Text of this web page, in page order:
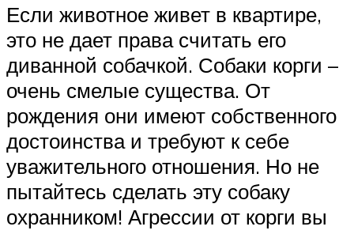
Если животное живет в квартире,
это не дает права считать его
диванной собачкой. Собаки корги –
очень смелые существа. От
рождения они имеют собственного
достоинства и требуют к себе
уважительного отношения. Но не
пытайтесь сделать эту собаку
охранником! Агрессии от корги вы